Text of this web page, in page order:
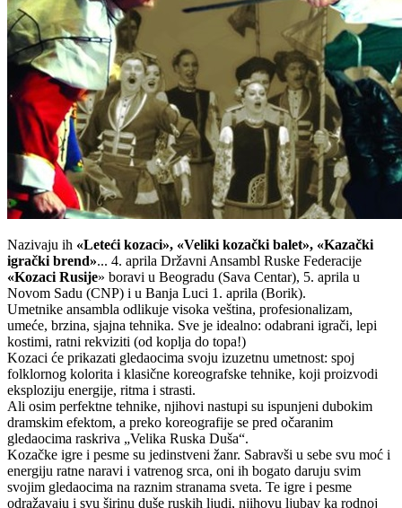
Nazivaju ih «Leteći kozaci», «Veliki kozački balet», «Kazački
igrački brend»... 4. aprila Državni Ansambl Ruske Federacije
«Kozaci Rusije» boravi u Beogradu (Sava Centar), 5. aprila u
Novom Sadu (CNP) i u Banja Luci 1. aprila (Borik).
Umetnike ansambla odlikuje visoka veština, profesionalizam,
umeće, brzina, sjajna tehnika. Sve je idealno: odabrani igrači, lepi
kostimi, ratni rekviziti (od koplja do topa!)
Kozaci će prikazati gledaocima svoju izuzetnu umetnost: spoj
folklornog kolorita i klasične koreografske tehnike, koji proizvodi
eksploziju energije, ritma i strasti.
Ali osim perfektne tehnike, njihovi nastupi su ispunjeni dubokim
dramskim efektom, a preko koreografije se pred očaranim
gledaocima raskriva „Velika Ruska Duša“.
Kozačke igre i pesme su jedinstveni žanr. Sabravši u sebe svu moć i
energiju ratne naravi i vatrenog srca, oni ih bogato daruju svim
svojim gledaocima na raznim stranama sveta. Te igre i pesme
odražavaju i svu širinu duše ruskih ljudi, njihovu ljubav ka rodnoj